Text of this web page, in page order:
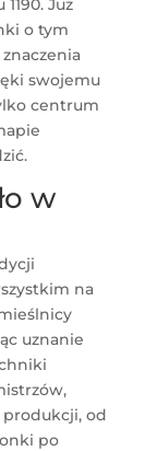
Już
o tym
swojemu
centrum
w
na
uznanie
produkcji, od
po